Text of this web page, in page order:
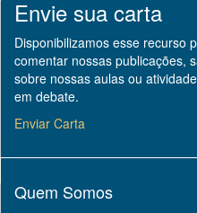
Envie sua carta
Disponibilizamos esse recurso
comentar nossas publicações,
sobre nossas aulas ou
em debate.
Enviar Carta
Quem Somos